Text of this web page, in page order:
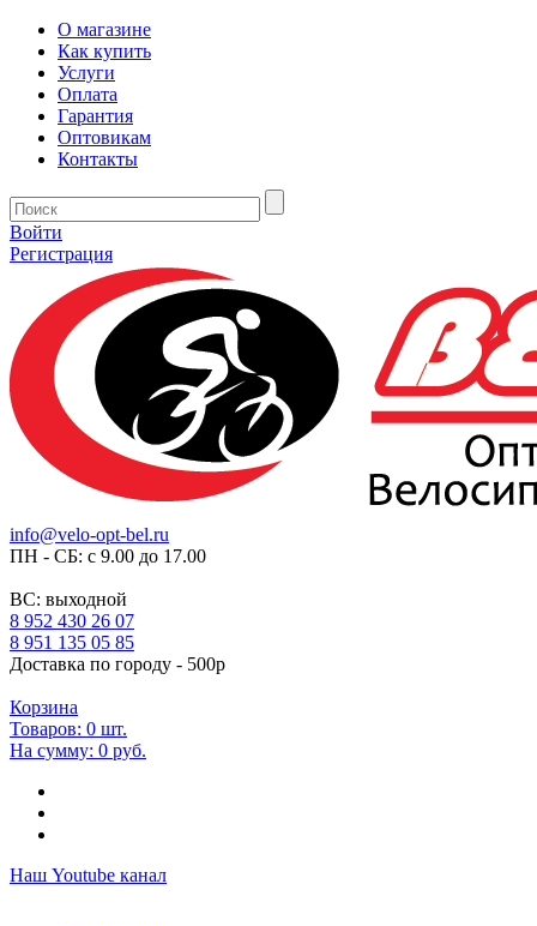
О магазине
Как купить
Услуги
Оплата
Гарантия
Оптовикам
Контакты
Войти
Регистрация
info@velo-opt-bel.ru
ПН - СБ: с 9.00 до 17.00
ВС: выходной
8 952 430 26 07
8 951 135 05 85
Доставка по городу - 500р
Корзина
Товаров: 0 шт.
На сумму: 0 руб.
Наш Youtube канал